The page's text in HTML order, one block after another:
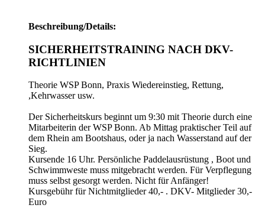
Beschreibung/Details:
SICHERHEITSTRAINING NACH DKV-
RICHTLINIEN
Theorie WSP Bonn, Praxis Wiedereinstieg, Rettung,
,Kehrwasser usw.
Der Sicherheitskurs beginnt um 9:30 mit Theorie durch eine
Mitarbeiterin der WSP Bonn. Ab Mittag praktischer Teil auf
dem Rhein am Bootshaus, oder ja nach Wasserstand auf der
Sieg.
Kursende 16 Uhr. Persönliche Paddelausrüstung , Boot und
Schwimmweste muss mitgebracht werden. Für Verpflegung
muss selbst gesorgt werden. Nicht für Anfänger!
Kursgebühr für Nichtmitglieder 40,- . DKV- Mitglieder 30,-
Euro